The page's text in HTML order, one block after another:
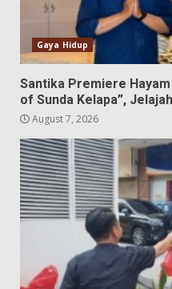
Gaya Hidup
Santika Premiere
of Sunda Kelapa”,
August 7, 2026